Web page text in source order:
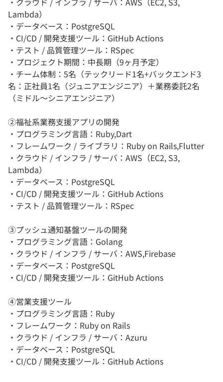
Lambda）
・データベース：PostgreSQL
・CI/CD / 開発支援ツール：GitHub Actions
・テスト / 品質管理ツール：RSpec
・プロジェクト期間：中長期（9ヶ月予定）
・チーム体制：5名（テックリード1名+バックエンド3
名：正社員1名（ジュニアエンジニア）＋業務委託2名
（ミドル〜シニアエンジニア）
②福祉系業務支援アプリの開発
・プログラミング言語：Ruby,Dart
・フレームワーク / ライブラリ：Ruby on Rails,Flutter
・クラウド / インフラ / サーバ：AWS（EC2, S3,
Lambda）
・データベース：PostgreSQL
・CI/CD / 開発支援ツール：GitHub Actions
・テスト / 品質管理ツール：RSpec
③プッシュ通知基盤ツールの開発
・プログラミング言語：Golang
・クラウド / インフラ / サーバ：AWS,Firebase
・データベース：PostgreSQL
・CI/CD / 開発支援ツール：GitHub Actions
④営業支援ツール
・プログラミング言語：Ruby
・フレームワーク：Ruby on Rails
・クラウド / インフラ / サーバ：Azuru
・データベース：PostgreSQL
・CI/CD / 開発支援ツール：GitHub Actions